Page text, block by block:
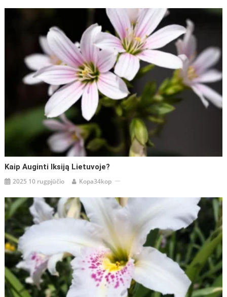
Kaip Auginti Iksiją Lietuvoje?
2025 10 rugpjūčio Kopa34kop